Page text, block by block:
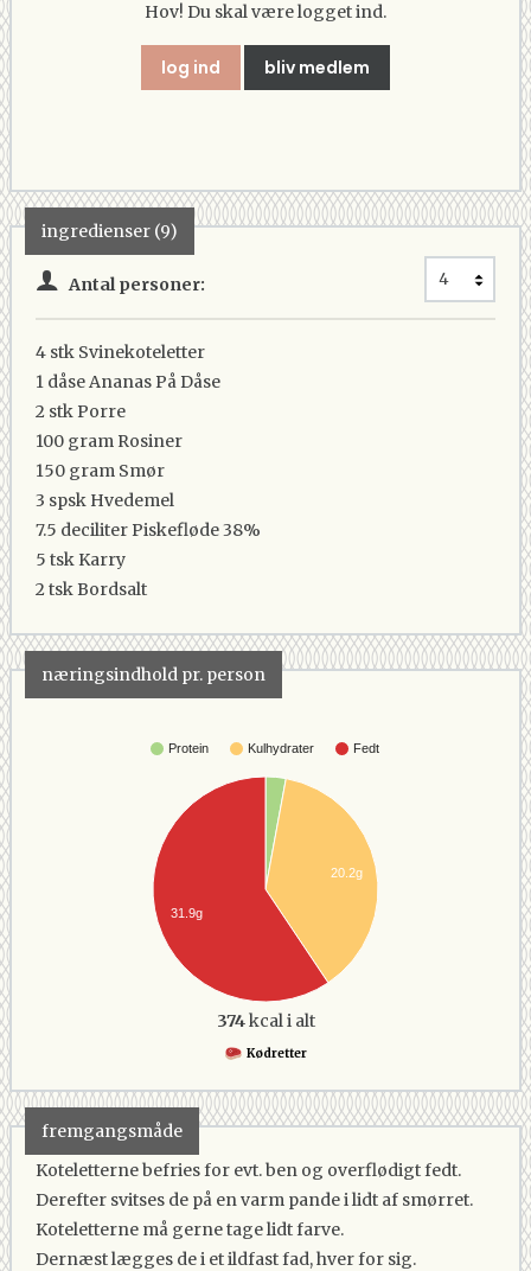
Hov! Du skal være logget ind.
log ind bliv medlem
ingredienser (9)
Antal personer:
4 stk Svinekoteletter
1 dåseAnanas På Dåse
2 stkPorre
100 gram Rosiner
150 gram Smør
3 spsk Hvedemel
7.5 deciliterPiskefløde 38%
5 tsk Karry
2 tskBordsalt
næringsindhold pr. person
Protein Kulhydrater Fedt
20.2g
31.9g
374kcal i alt
Kødretter
fremgangsmåde
Koteletterne befries for evt. ben og overflødigt fedt.
Derefter svitses de på en varm pande i lidt af smørret.
Koteletterne må gerne tage lidt farve.
Dernæst lægges de i et ildfast fad, hver for sig.